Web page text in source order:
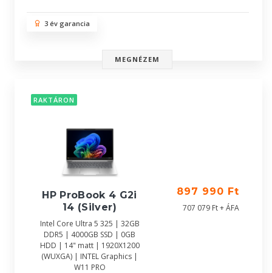
3 év garancia
MEGNÉZEM
RAKTÁRON
HP ProBook 4 G2i
14 (Silver)
Intel Core Ultra 5 325 | 32GB
DDR5 | 4000GB SSD | 0GB
HDD | 14" matt | 1920X1200
(WUXGA) | INTEL Graphics |
W11 PRO
897 990 Ft
707 079 Ft + ÁFA